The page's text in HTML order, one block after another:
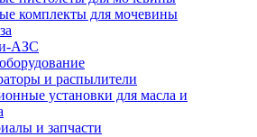
комплекты для мочевины
АЗС
и распылители
установки для масла и
и запчасти